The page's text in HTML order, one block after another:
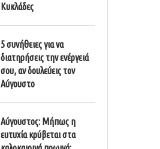
Κυκλάδες
5 συνήθειες για να
διατηρήσεις την ενέργειά
σου, αν δουλεύεις τον
Αύγουστο
Αύγουστος: Μήπως η
ευτυχία κρύβεται στα